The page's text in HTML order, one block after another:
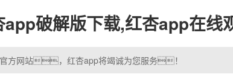
破解版下载,红杏app在线
官方网站，红杏app将竭诚为您服务！